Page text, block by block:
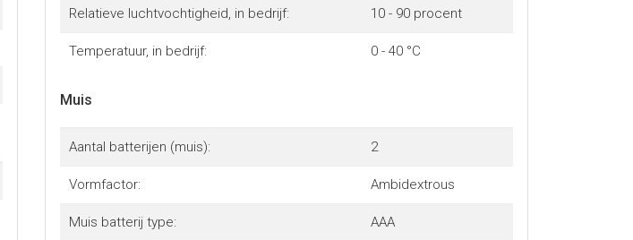
Relatieve luchtvochtigheid, in bedrijf: 10 - 90 procent
Temperatuur, in bedrijf: 0 - 40 °C
Muis
Aantal batterijen (muis): 2
Vormfactor: Ambidextrous
Muis batterij type: AAA